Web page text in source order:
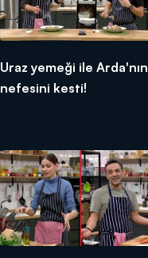
Uraz yemeği ile Arda'nın
nefesini kesti!